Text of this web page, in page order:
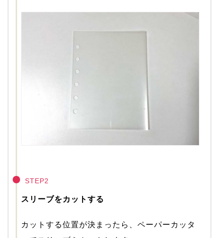
STEP2
スリーブをカットする
カットする位置が決まったら、ペーパーカッタ